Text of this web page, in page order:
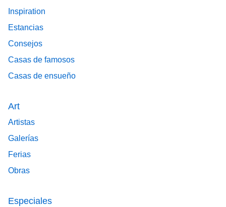
Inspiration
Estancias
Consejos
Casas de famosos
Casas de ensueño
Art
Artistas
Galerías
Ferias
Obras
Especiales